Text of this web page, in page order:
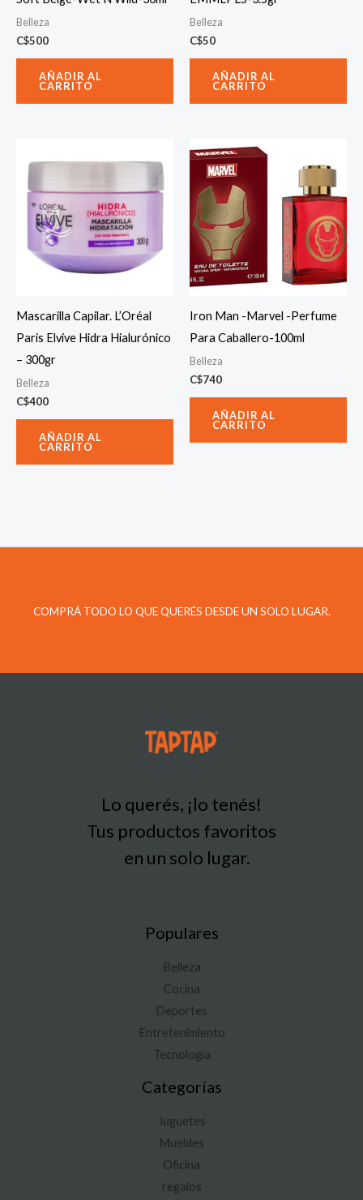
Belleza
C$500
AÑADIR AL
CARRITO
Belleza
C$50
AÑADIR AL
CARRITO
Mascarilla Capilar. L’Oréal
Paris Elvive Hidra Hialurónico
– 300gr
Belleza
C$400
AÑADIR AL
CARRITO
Iron Man -Marvel -Perfume
Para Caballero-100ml
Belleza
C$740
AÑADIR AL
CARRITO
COMPRÁ TODO LO QUE QUERÉS DESDE UN SOLO LUGAR.
Lo querés, ¡lo tenés!
Tus productos favoritos
en un solo lugar.
Populares
Belleza
Cocina
Deportes
Entretenimiento
Tecnología
Categorías
Juguetes
Muebles
Oficina
regalos